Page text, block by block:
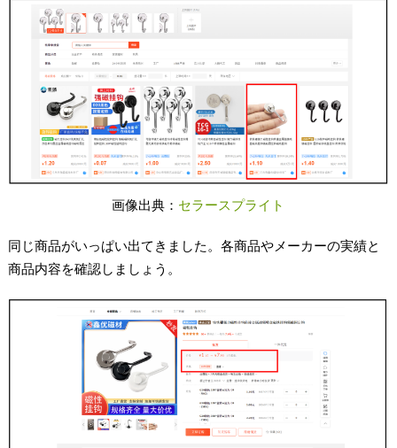
画像出典： セラースプライト
同じ商品がいっぱい出てきました。各商品やメーカーの実績と
商品内容を確認しましょう。